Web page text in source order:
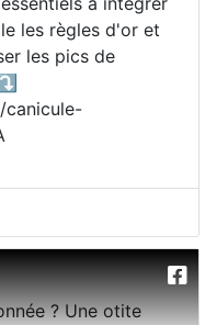
les règles d'or et
les pics de
canicule-
? Une otite